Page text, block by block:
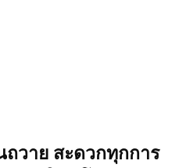
วาย สะดวกทุกการ